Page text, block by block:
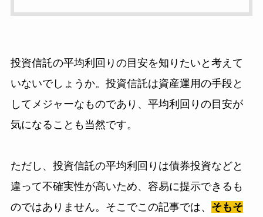
投資信託の平均利回りの目安を知りたいと考えて
いないでしょうか。投資信託は資産運用の手段と
してメジャーなものであり、平均利回りの目安が
気になることも当然です。
ただし、投資信託の平均利回りは債券投資などと
違って不確実性が高いため、容易に提示できるも
のではありません。そこでこの記事では、 そもそ